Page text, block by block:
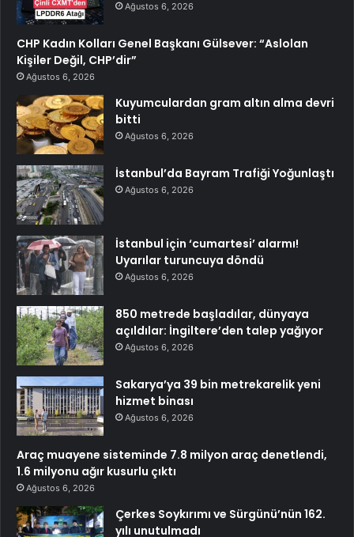
Ağustos 6, 2026
CHP Kadın Kolları Genel Başkanı Gülsever: “Aslolan
Kişiler Değil, CHP’dir”
Ağustos 6, 2026
Kuyumculardan gram altın alma devri
bitti
Ağustos 6, 2026
İstanbul’da Bayram Trafiği Yoğunlaştı
Ağustos 6, 2026
İstanbul için ‘cumartesi’ alarmı!
Uyarılar turuncuya döndü
Ağustos 6, 2026
850 metrede başladılar, dünyaya
açıldılar: İngiltere’den talep yağıyor
Ağustos 6, 2026
Sakarya’ya 39 bin metrekarelik yeni
hizmet binası
Ağustos 6, 2026
Araç muayene sisteminde 7.8 milyon araç denetlendi,
1.6 milyonu ağır kusurlu çıktı
Ağustos 6, 2026
Çerkes Soykırımı ve Sürgünü’nün 162.
yılı unutulmadı